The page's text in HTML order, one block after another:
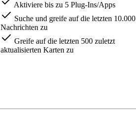
Aktiviere bis zu 5 Plug-Ins/Apps
Suche und greife auf die letzten 10.000
Nachrichten zu
Greife auf die letzten 500 zuletzt
aktualisierten Karten zu